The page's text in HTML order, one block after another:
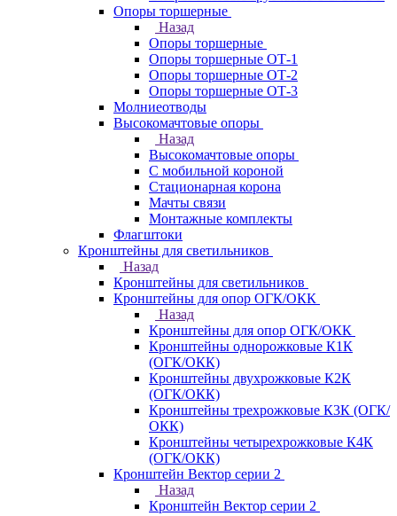
Опоры торшерные
Назад
Опоры торшерные
Опоры торшерные ОТ-1
Опоры торшерные ОТ-2
Опоры торшерные ОТ-3
Молниеотводы
Высокомачтовые опоры
Назад
Высокомачтовые опоры
С мобильной короной
Стационарная корона
Мачты связи
Монтажные комплекты
Флагштоки
Кронштейны для светильников
Назад
Кронштейны для светильников
Кронштейны для опор ОГК/ОКК
Назад
Кронштейны для опор ОГК/ОКК
Кронштейны однорожковые К1К
(ОГК/ОКК)
Кронштейны двухрожковые К2К
(ОГК/ОКК)
Кронштейны трехрожковые К3К (ОГК/
ОКК)
Кронштейны четырехрожковые К4К
(ОГК/ОКК)
Кронштейн Вектор серии 2
Назад
Кронштейн Вектор серии 2